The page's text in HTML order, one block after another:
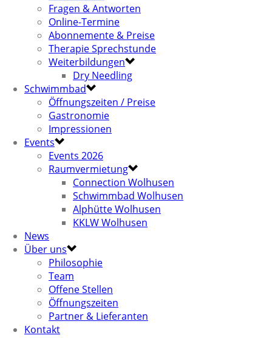
Fragen & Antworten
Online-Termine
Abonnemente & Preise
Therapie Sprechstunde
Weiterbildungen
Dry Needling
Schwimmbad
Öffnungszeiten / Preise
Gastronomie
Impressionen
Events
Events 2026
Raumvermietung
Connection Wolhusen
Schwimmbad Wolhusen
Alphütte Wolhusen
KKLW Wolhusen
News
Über uns
Philosophie
Team
Offene Stellen
Öffnungszeiten
Partner & Lieferanten
Kontakt